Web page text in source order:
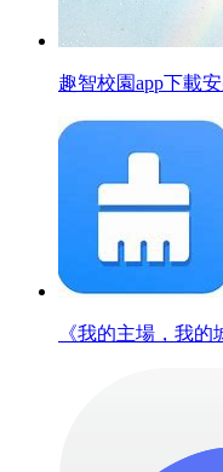
趣智校園app下載
《我的主場，我